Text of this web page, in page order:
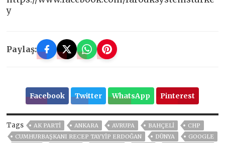
y
Paylaş:
Facebook Twitter WhatsApp Pinterest
Tags AK PARTİ ANKARA AVRUPA BAHÇELİ
CHP
CUMHURBAŞKANI RECEP TAYYIP ERDOĞAN
DÜNYA
GOOGLE